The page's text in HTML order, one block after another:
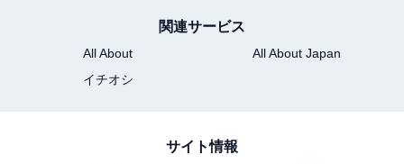
関連サービス
All About
All About Japan
イチオシ
サイト情報